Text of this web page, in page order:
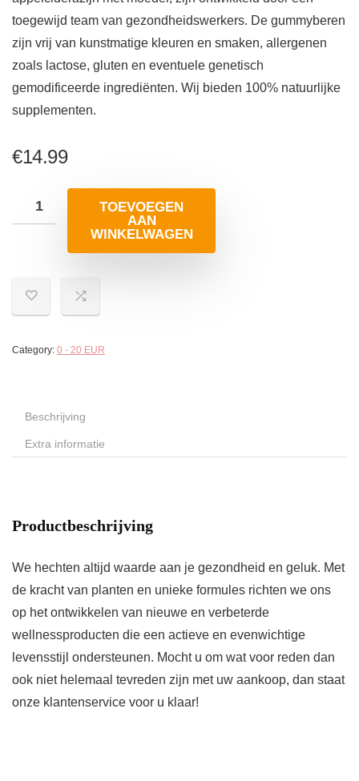
toegewijd team van gezondheidswerkers. De gummyberen
zijn vrij van kunstmatige kleuren en smaken, allergenen
zoals lactose, gluten en eventuele genetisch
gemodificeerde ingrediënten. Wij bieden 100% natuurlijke
supplementen.
€14.99
TOEVOEGEN
AAN
WINKELWAGEN
Category: 0 - 20 EUR
Beschrijving
Extra informatie
Productbeschrijving
We hechten altijd waarde aan je gezondheid en geluk. Met
de kracht van planten en unieke formules richten we ons
op het ontwikkelen van nieuwe en verbeterde
wellnessproducten die een actieve en evenwichtige
levensstijl ondersteunen. Mocht u om wat voor reden dan
ook niet helemaal tevreden zijn met uw aankoop, dan staat
onze klantenservice voor u klaar!